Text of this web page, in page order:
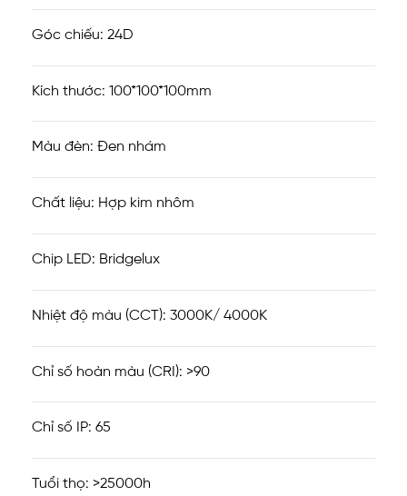
Góc chiếu: 24D
Kích thước: 100*100*100mm
Màu đèn: Đen nhám
Chất liệu: Hợp kim nhôm
Chip LED: Bridgelux
Nhiệt độ màu (CCT): 3000K/ 4000K
Chỉ số hoàn màu (CRI): >90
Chỉ số IP: 65
Tuổi thọ: >25000h